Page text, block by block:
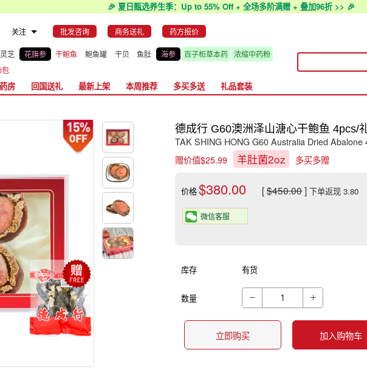
🎉 夏日甄选养生季：Up to 55% Off + 全场多阶满赠 + 叠加96折 >> 🎉
关注 批发咨询 商务送礼 药方报价
灵芝 花旗参 干鲍鱼 鲍鱼罐 干贝 鱼肚 海参 百子柜草本药
浓缩中药粉
包
房 回国送礼 最新上架 本周推荐 多买多送 礼品套装
德成行 G60澳洲泽山溏心干鲍鱼 4pcs/
TAK SHING HONG G60 Australia Dried Abalone
赠价值$25.99
羊肚菌2oz 多买多赠
价格$380.00 [$450.00]下单返现 3.80
微信客服
库存 有货
数量  
立即购买 加入购物车